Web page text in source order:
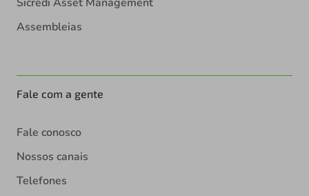
Assembleias
Fale com a gente
Fale conosco
Nossos canais
Telefones